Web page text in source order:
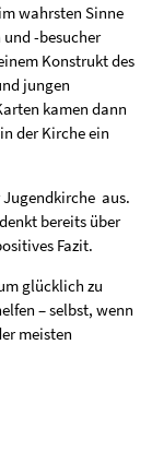
wahrsten Sinne
-besucher
Konstrukt des
jungen
kamen dann
der Kirche ein
Jugendkirche aus.
bereits über
Fazit.
glücklich zu
– selbst, wenn
meisten